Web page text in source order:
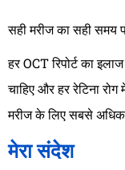
सही मरीज का सही समय
हर OCT रिपोर्ट का
चाहिए और हर रेटिना
मरीज के लिए सबसे अधिक
मेरा संदेश